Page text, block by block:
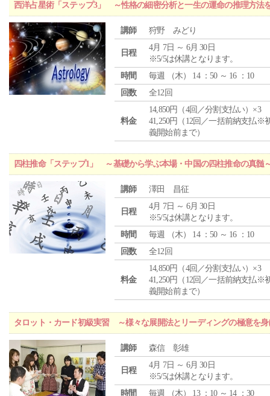
西洋占星術「ステップ3」 ～性格の細密分析と一生の運命の推理方法
講師 狩野 みどり
日程
4月 7日 ～ 6月 30日
※5/5は休講となります。
時間
毎週 （木） 14 ：50 ～ 16 ：10
回数
全12回
料金
14,850円（4回／分割支払い）×3
41,250円（12回／一括前納支払※
義開始前まで）
四柱推命「ステップ1」 ～基礎から学ぶ本場・中国の四柱推命の真髄
講師 澤田 昌征
日程
4月 7日 ～ 6月 30日
※5/5は休講となります。
時間
毎週 （木） 14 ：50 ～ 16 ：10
回数
全12回
料金
14,850円（4回／分割支払い）×3
41,250円（12回／一括前納支払※
義開始前まで）
タロット・カード初級実習 ～様々な展開法とリーディングの極意を身
講師 森信 彰雄
日程
4月 7日 ～ 6月 30日
※5/5は休講となります。
時間
毎週 （木） 13 ：10 ～ 14 ：30